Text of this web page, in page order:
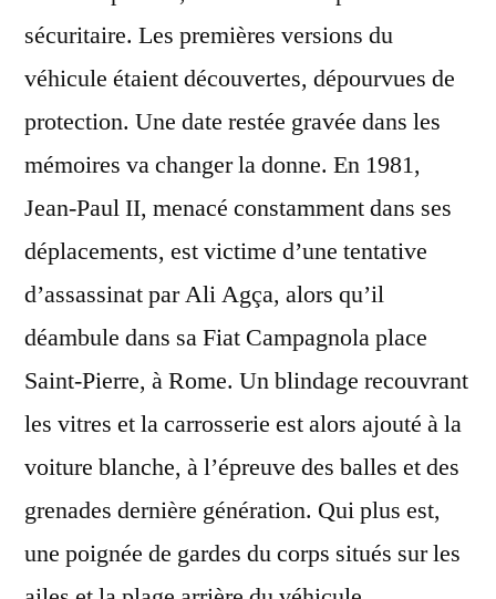
sécuritaire. Les premières versions du
véhicule étaient découvertes, dépourvues de
protection. Une date restée gravée dans les
mémoires va changer la donne. En 1981,
Jean-Paul II, menacé constamment dans ses
déplacements, est victime d’une tentative
d’assassinat par Ali Agça, alors qu’il
déambule dans sa Fiat Campagnola place
Saint-Pierre, à Rome. Un blindage recouvrant
les vitres et la carrosserie est alors ajouté à la
voiture blanche, à l’épreuve des balles et des
grenades dernière génération. Qui plus est,
une poignée de gardes du corps situés sur les